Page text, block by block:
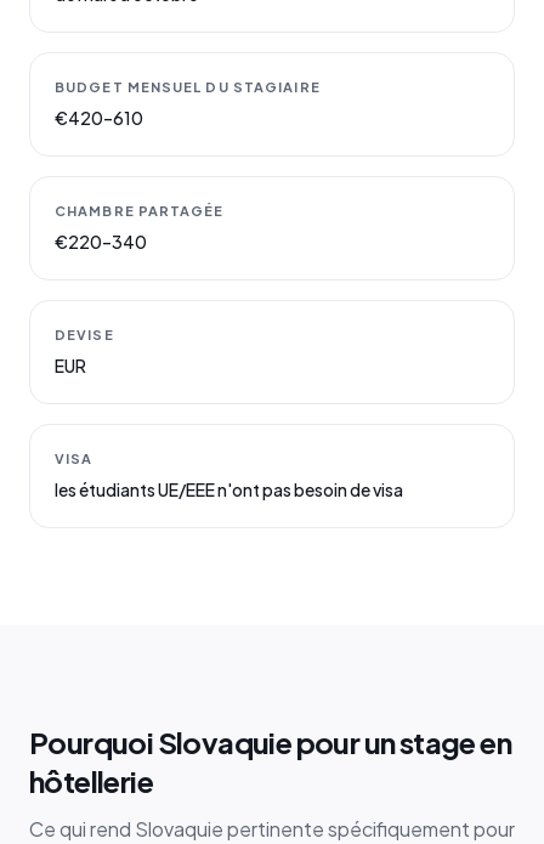
BUDGET MENSUEL DU STAGIAIRE
€420–610
CHAMBRE PARTAGÉE
€220–340
DEVISE
EUR
VISA
les étudiants UE/EEE n'ont pas besoin de visa
Pourquoi Slovaquie pour un stage en
hôtellerie
Ce qui rend Slovaquie pertinente spécifiquement pour